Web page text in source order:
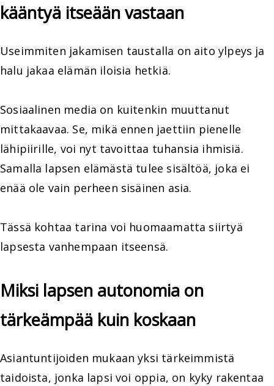
kääntyä itseään vastaan
Useimmiten jakamisen taustalla on aito ylpeys ja
halu jakaa elämän iloisia hetkiä.
Sosiaalinen media on kuitenkin muuttanut
mittakaavaa. Se, mikä ennen jaettiin pienelle
lähipiirille, voi nyt tavoittaa tuhansia ihmisiä.
Samalla lapsen elämästä tulee sisältöä, joka ei
enää ole vain perheen sisäinen asia.
Tässä kohtaa tarina voi huomaamatta siirtyä
lapsesta vanhempaan itseensä.
Miksi lapsen autonomia on
tärkeämpää kuin koskaan
Asiantuntijoiden mukaan yksi tärkeimmistä
taidoista, jonka lapsi voi oppia, on kyky rakentaa